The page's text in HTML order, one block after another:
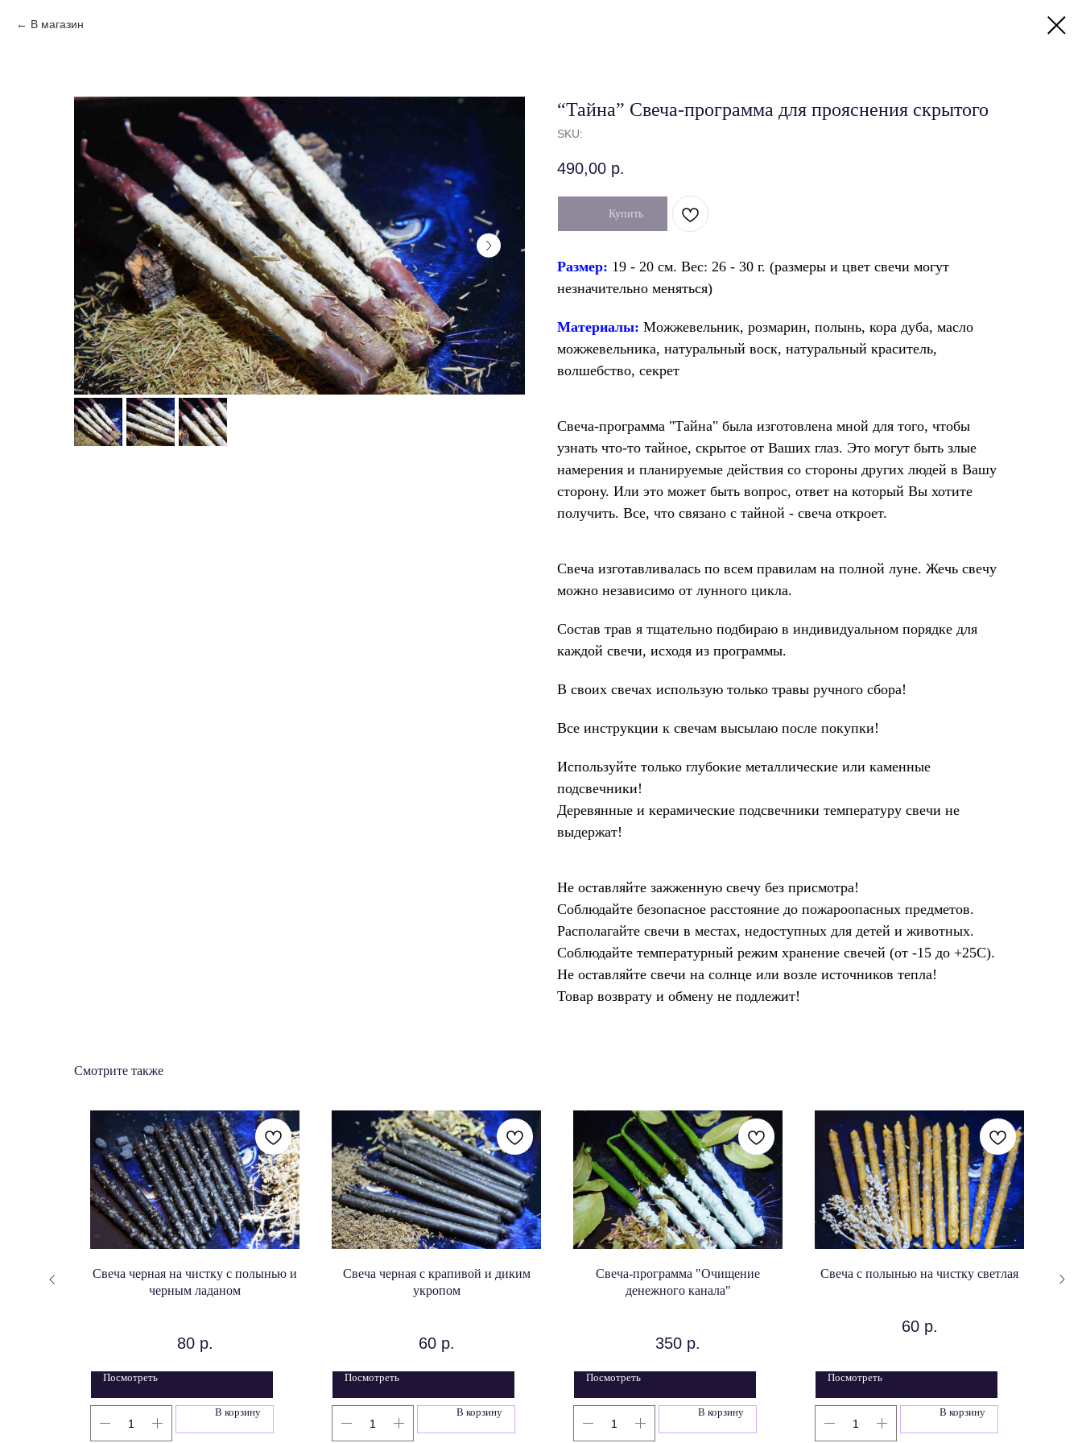
В магазин
“Тайна” Свеча-программа для прояснения скрытого
SKU:
490,00 р.
Купить
Размер: 19 - 20 см. Вес: 26 - 30 г. (размеры и цвет свечи могут
незначительно меняться)
Материалы: Можжевельник, розмарин, полынь, кора дуба, масло
можжевельника, натуральный воск, натуральный краситель,
волшебство, секрет
Свеча-программа "Тайна" была изготовлена мной для того, чтобы
узнать что-то тайное, скрытое от Ваших глаз. Это могут быть злые
намерения и планируемые действия со стороны других людей в Вашу
сторону. Или это может быть вопрос, ответ на который Вы хотите
получить. Все, что связано с тайной - свеча откроет.
Свеча изготавливалась по всем правилам на полной луне. Жечь свечу
можно независимо от лунного цикла.
Состав трав я тщательно подбираю в индивидуальном порядке для
каждой свечи, исходя из программы.
В своих свечах использую только травы ручного сбора!
Все инструкции к свечам высылаю после покупки!
Используйте только глубокие металлические или каменные
подсвечники!
Деревянные и керамические подсвечники температуру свечи не
выдержат!
Не оставляйте зажженную свечу без присмотра!
Соблюдайте безопасное расстояние до пожароопасных предметов.
Располагайте свечи в местах, недоступных для детей и животных.
Соблюдайте температурный режим хранение свечей (от -15 до +25С).
Не оставляйте свечи на солнце или возле источников тепла!
Товар возврату и обмену не подлежит!
Смотрите также
Свеча черная на чистку с полынью и
черным ладаном
80 р.
Посмотреть
В корзину
Свеча черная с крапивой и диким
укропом
60 р.
Посмотреть
В корзину
Свеча-программа "Очищение
денежного канала"
350 р.
Посмотреть
В корзину
Свеча с полынью на чистку светлая
60 р.
Посмотреть
В корзину